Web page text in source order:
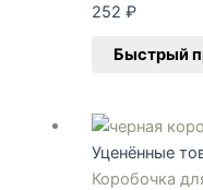
252 ₽
Быстрый
Уценённые
Коробочка
Этот
товар
имеет